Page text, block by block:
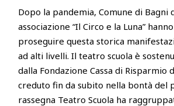
Dopo la pandemia, Comune di Bagni
associazione “Il Circo e la Luna”
proseguire questa storica
ad alti livelli. Il teatro scuola è
dalla Fondazione Cassa di Risparmio
creduto fin da subito nella bontà del
rassegna Teatro Scuola ha